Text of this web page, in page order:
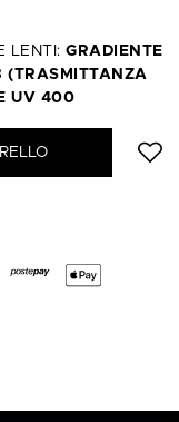
LENTI:GRADIENTE
(TRASMITTANZA
UV 400